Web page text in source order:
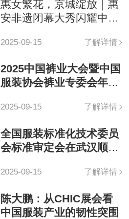
惠女繁花，京城绽放｜惠
安非遗闭幕大秀闪耀中国
2025-09-15 了解详情
2025中国裤业大会暨中国
服装协会裤业专委会年会
2025-09-15 了解详情
全国服装标准化技术委员
会标准审定会在武汉顺利
2025-09-15 了解详情
陈大鹏：从CHIC展会看
中国服装产业的韧性突围